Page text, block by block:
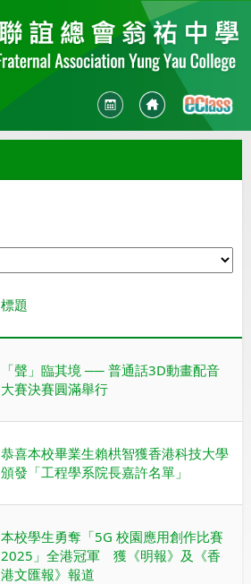
標題
「聲」臨其境 ── 普通話3D動畫配音
大賽決賽圓滿舉行
恭喜本校畢業生賴栱智獲香港科技大學
頒發「工程學系院長嘉許名單」
本校學生勇奪「5G 校園應用創作比賽
2025」全港冠軍 獲《明報》及《香
港文匯報》報道